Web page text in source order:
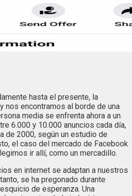
hasta el presente, la
nos encontramos al borde de una
media se enfrenta ahora a un
6.000 y 10.000 anuncios cada día,
de 2000, según un estudio de
el caso del mercado de Facebook
ir allí, como un mercadillo.
en internet se adaptan a nuestros
se ha pregonado durante
de esperanza. Una